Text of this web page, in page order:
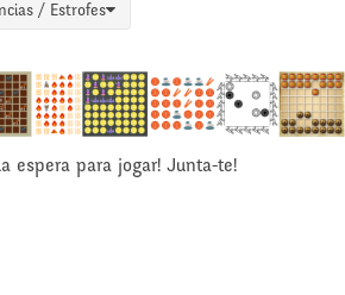
/ Estrofes
espera para jogar! Junta-te!